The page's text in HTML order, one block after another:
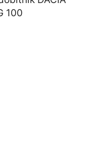
100